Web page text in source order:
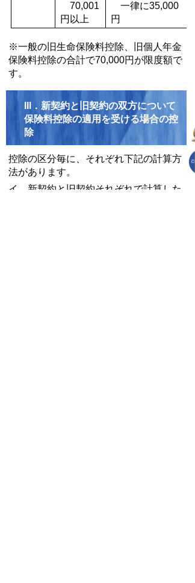
70,001
円以上
一律に35,000
円
※一般の旧生命保険料控除、旧個人年金
保険料控除の合計で70,000円が限度額で
す。
III．新契約と旧契約の双方について
保険料控除の適用を受ける場合の控
除
控除の区分毎に、それぞれ下記の計算方
法があります。
イ 新契約と旧契約それぞれで計算した